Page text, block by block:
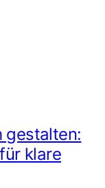
gestalten:
klare